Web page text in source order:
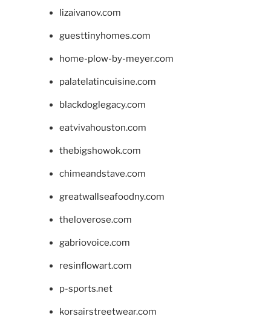
lizaivanov.com
guesttinyhomes.com
home-plow-by-meyer.com
palatelatincuisine.com
blackdoglegacy.com
eatvivahouston.com
thebigshowok.com
chimeandstave.com
greatwallseafoodny.com
theloverose.com
gabriovoice.com
resinflowart.com
p-sports.net
korsairstreetwear.com